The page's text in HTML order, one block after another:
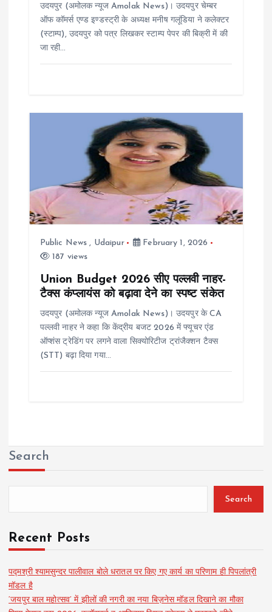
उदयपुर (अमोलक न्यूज Amolak News)। उदयपुर चेम्बर
ऑफ कॉमर्स एण्ड इण्डस्ट्री के अध्यक्ष मनीष गलूंडिया ने कलेक्टर
(स्टाम्प), उदयपुर को पत्र लिखकर स्टाम्प पेपर की बिक्री में की
जा रही…
Public News , Udaipur
February 1, 2026
187 views
Union Budget 2026 सीए पल्लवी नाहर-
टैक्स कंप्लायंस को बढ़ावा देने का स्पष्ट संकेत
उदयपुर (अमोलक न्यूज Amolak News)। उदयपुर के CA
पल्लवी नाहर ने कहा कि केंद्रीय बजट 2026 में फ्यूचर एंड
ऑप्शंस ट्रेडिंग पर लगने वाला सिक्योरिटीज ट्रांजैक्शन टैक्स
(STT) बढ़ा दिया गया…
Search
Search
Recent Posts
पद्मश्री श्यामसुन्दर पालीवाल बोले धरातल पर किए गए कार्य का परिणाम ही पिपलांत्री
मॉडल है
‘जयपुर बाल महोत्सव’ में झीलों की नगरी का नया बिज़नेस मॉडल दिखाने का मौका